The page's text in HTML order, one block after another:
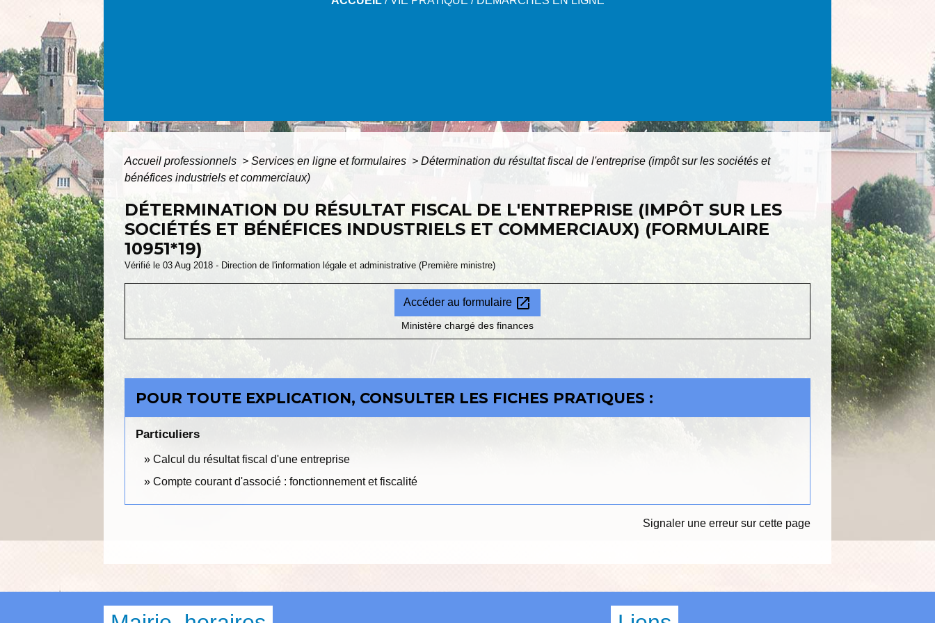
Accueil professionnels > Services en ligne et formulaires > Détermination du résultat fiscal de l'entreprise (impôt sur les sociétés et
bénéfices industriels et commerciaux)
DÉTERMINATION DU RÉSULTAT FISCAL DE L'ENTREPRISE (IMPÔT SUR LES
SOCIÉTÉS ET BÉNÉFICES INDUSTRIELS ET COMMERCIAUX) (FORMULAIRE
10951*19)
Vérifié le 03 Aug 2018 - Direction de l'information légale et administrative (Première ministre)
Accéder au formulaire open_in_new
Ministère chargé des finances
POUR TOUTE EXPLICATION, CONSULTER LES FICHES PRATIQUES :
Particuliers
Calcul du résultat fiscal d'une entreprise
Compte courant d'associé : fonctionnement et fiscalité
Signaler une erreur sur cette page